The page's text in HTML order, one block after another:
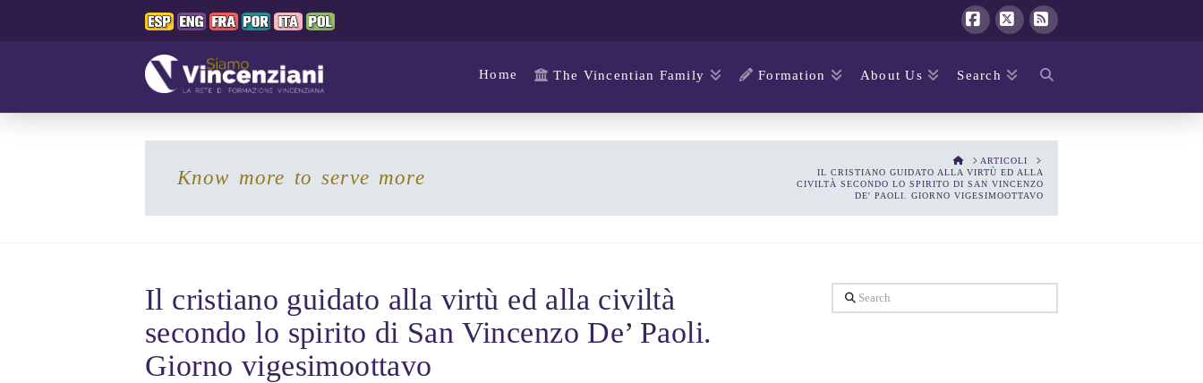
Home The Vincentian Family Formation About Us Search
Know more to serve more
HOMEARTICOLI
IL CRISTIANO GUIDATO ALLA VIRTÙ ED ALLA
CIVILTÀ SECONDO LO SPIRITO DI SAN VINCENZO
DE' PAOLI. GIORNO VIGESIMOOTTAVO
Il cristiano guidato alla virtù ed alla civiltà
secondo lo spirito di San Vincenzo De’ Paoli.
Giorno vigesimoottavo
Search